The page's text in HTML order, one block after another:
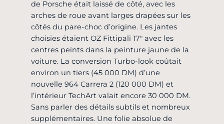
de Porsche était laissé de côté, avec les
arches de roue avant larges drapées sur les
côtés du pare-choc d’origine. Les jantes
choisies étaient OZ Fittipali 17″ avec les
centres peints dans la peinture jaune de la
voiture. La conversion Turbo-look coûtait
environ un tiers (45 000 DM) d’une
nouvelle 964 Carrera 2 (120 000 DM) et
l’intérieur TechArt valait encore 30 000 DM.
Sans parler des détails subtils et nombreux
supplémentaires. Une folie absolue de